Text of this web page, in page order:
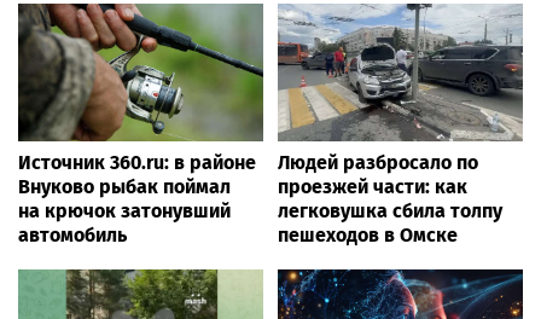
Источник 360.ru: в районе
Внуково рыбак поймал
на крючок затонувший
автомобиль
Людей разбросало по
проезжей части: как
легковушка сбила толпу
пешеходов в Омске